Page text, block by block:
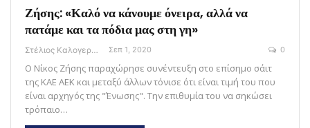
Ζήσης: «Καλό να κάνουμε όνειρα, αλλά να
πατάμε και τα πόδια μας στη γη»
Στέλιος Καλογεράς Σεπ 1, 2020 0
Ο Νίκος Ζήσης παραχώρησε συνέντευξη στο επίσημο σάιτ
της ΚΑΕ ΑΕΚ και μεταξύ άλλων τόνισε ότι είναι τιμή του που
είναι αρχηγός της "Ένωσης". Την επιθυμία του να σηκώσει
τρόπαιο…